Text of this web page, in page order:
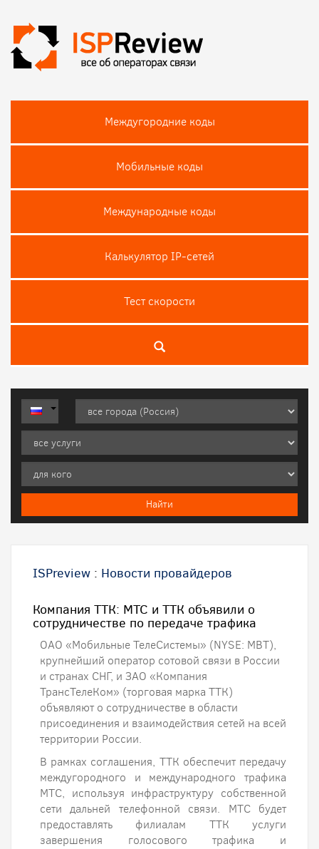
Междугородние коды
Мобильные коды
Международные коды
Калькулятор IP-сетей
Тест скороcти
ISPreview : Новости провайдеров
Компания ТТК: МТС и ТТК объявили о
сотрудничестве по передаче трафика
ОАО «Мобильные ТелеСистемы» (NYSE: MBT),
крупнейший оператор сотовой связи в России
и странах СНГ, и ЗАО «Компания
ТрансТелеКом» (торговая марка ТТК)
объявляют о сотрудничестве в области
присоединения и взаимодействия сетей на всей
территории России.
В рамках соглашения, ТТК обеспечит передачу
междугородного и международного трафика
МТС, используя инфраструктуру собственной
сети дальней телефонной связи. МТС будет
предоставлять филиалам ТТК услуги
завершения голосового трафика и